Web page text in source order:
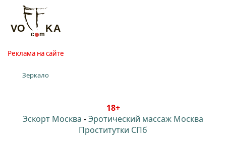
Реклама на сайте
Зеркало
18+
Эскорт Москва -Эротический массаж Москва
Проститутки СПб